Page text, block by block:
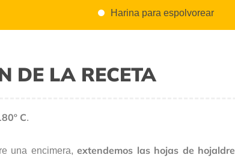
Harina para espolvorear
DE LA RECETA
C.
una encimera,extendemos las hojas de hojaldre